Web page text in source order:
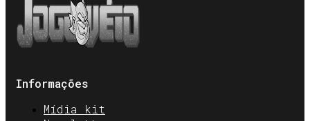
Informações
Mídia kit